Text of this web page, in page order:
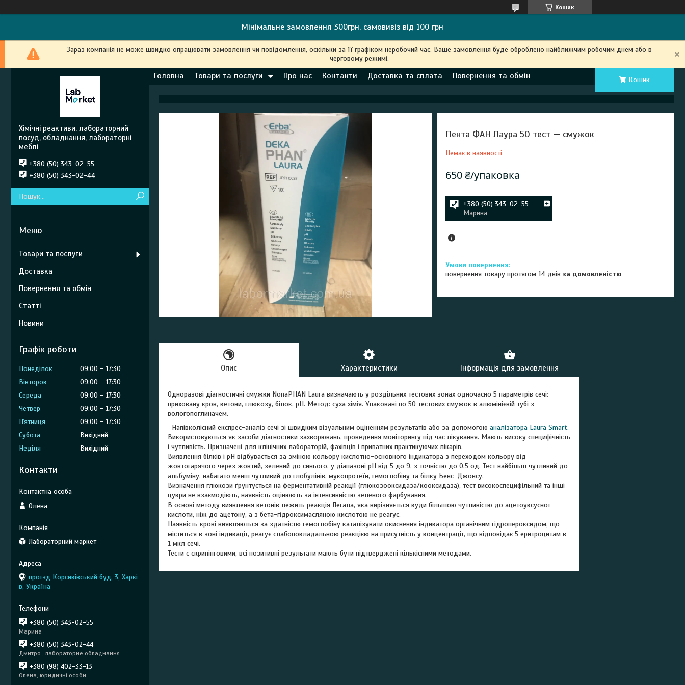
Кошик
Мінімальне замовлення 300грн, самовивіз від 100 грн
Зараз компанія не може швидко опрацювати замовлення чи повідомлення, оскільки за її графіком неробочий час. Ваше замовлення буде оброблено найближчим робочим днем ​​або в
черговому режимі.
Головна Товари та послуги Про нас Контакти Доставка та сплата Повернення та обмін Кошик
Пента ФАН Лаура 50 тест — смужок
Немає в наявності
650 ₴/упаковка
+380 (50) 343-02-55
Марина
повернення товару протягом 14 днівза домовленістю
Опис Характеристики Інформація для замовлення
Одноразові діагностичні смужки NonaPHAN Laura визначають у роздільних тестових зонах одночасно 5 параметрів сечі:
приховану кров, кетони, глюкозу, білок, pH. Метод: суха хімія. Упаковані по 50 тестових смужок в алюмінієвій тубі з
вологопоглиначем.
Напівколісний експрес-аналіз сечі зі швидким візуальним оціненням результатів або за допомогою аналізатора Laura Smart.
Використовуються як засоби діагностики захворювань, проведення моніторингу під час лікування. Мають високу специфічність
і чутливість. Призначені для клінічних лабораторій, фахівців і приватних практикуючих лікарів.
Виявлення білків і pH відбувається за зміною кольору кислотно-основного індикатора з переходом кольору від
жовтогарячого через жовтий, зелений до синього, у діапазоні pH від 5 до 9, з точністю до 0,5 од. Тест найбільш чутливий до
альбуміну, набагато менш чутливий до глобулінів, мукопротеїн, гемоглобіну та білку Бенс-Джонсу.
Визначення глюкози ґрунтується на ферментативній реакції (глюкозооксидаза/кооксидаза), тест високоспецифільний та інші
цукри не взаємодіють, наявність оцінюють за інтенсивністю зеленого фарбування.
В основі методу виявлення кетонів лежить реакція Легала, яка вирізняється куди більшою чутливістю до ацетоуксусної
кислоти, ніж до ацетону, а з бета-гідроксимасляною кислотою не реагує.
Наявність крові виявляються за здатністю гемоглобіну каталізувати окиснення індикатора органічним гідропероксидом, що
міститься в зоні індикації, реагує слабопокладальною реакцією на присутність у концентрації, що відповідає 5 еритроцитам в
1 мкл сечі.
Тести є скринінговими, всі позитивні результати мають бути підтверджені кількісними методами.
Хімічні реактиви, лабораторний
посуд, обладнання, лабораторні
меблі
+380 (50) 343-02-55
+380 (50) 343-02-44
Товари та послуги
Доставка
Повернення та обмін
Статті
Новини
Графік роботи
Понеділок 09:00
17:30
Вівторок
09:00
17:30
Середа
09:00
17:30
Четвер
09:00
17:30
Пʼятниця
09:00
17:30
Субота
Вихідний
Неділя
Вихідний
Контакти
Олена
Лабораторний маркет
проїзд Корсиківський буд. 3, Харкі
в, Україна
+380 (50) 343-02-55
Марина
+380 (50) 343-02-44
Дмитро , лабораторне обладнання
+380 (98) 402-33-13
Олена, юридичні особи